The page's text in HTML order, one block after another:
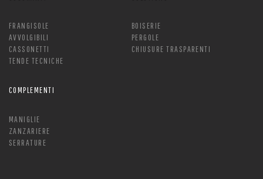
FRANGISOLE
AVVOLGIBILI
CASSONETTI
TENDE TECNICHE
BOISERIE
PERGOLE
CHIUSURE TRASPARENTI
COMPLEMENTI
MANIGLIE
ZANZARIERE
SERRATURE